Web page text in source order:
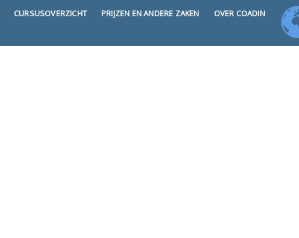
CURSUSOVERZICHT PRIJZEN EN ANDERE ZAKEN OVER COADIN